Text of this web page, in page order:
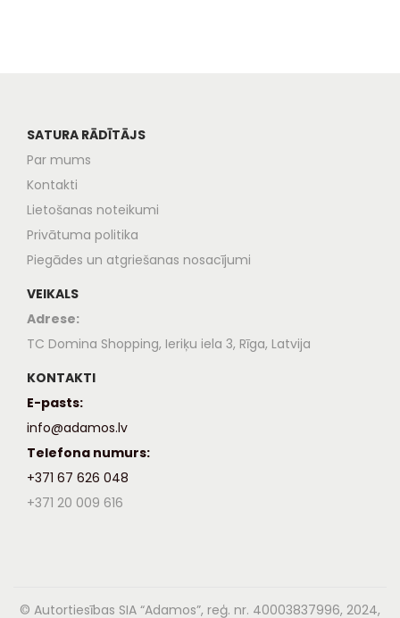
SATURA RĀDĪTĀJS
Par mums
Kontakti
Lietošanas noteikumi
Privātuma politika
Piegādes un atgriešanas nosacījumi
VEIKALS
Adrese:
TC Domina Shopping, Ieriķu iela 3, Rīga, Latvija
KONTAKTI
E-pasts:
info@adamos.lv
Telefona numurs:
+371 67 626 048
+371 20 009 616
© Autortiesības SIA “Adamos”, reģ. nr. 40003837996, 2024,